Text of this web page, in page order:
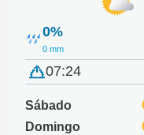
0%
0 mm
07:24
Sábado
Domingo